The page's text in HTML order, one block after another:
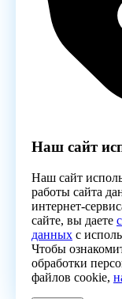
Наш сайт
Наш сайт
работы сайта
интернет-
сайте, вы даете
данных с
Чтобы
обработки
файлов cookie,